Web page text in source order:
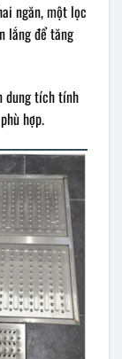
ngăn, một lọc
lắng để tăng
dung tích tính
hợp.